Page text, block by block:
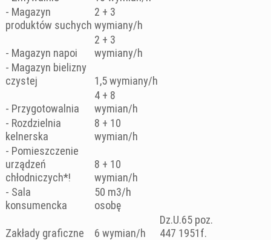
- Magazyn
produktów suchych
2 + 3
wymiany/h
- Magazyn napoi
2 + 3
wymiany/h
- Magazyn bielizny
czystej
1,5 wymiany/h
- Przygotowalnia
4 + 8
wymian/h
- Rozdzielnia
kelnerska
8 + 10
wymian/h
- Pomieszczenie
urządzeń
chłodniczych*!
8 + 10
wymian/h
- Sala
konsumencka
50 m3/h
osobę
Zakłady graficzne 6 wymian/h
Dz.U.65 poz.
447 1951f.